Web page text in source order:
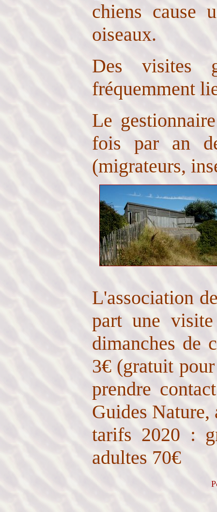
chiens cause
oiseaux.
Des visites
fréquemment
Le
fois par an
(migrateurs,
L'association
part une
dimanches de
3€ (gratuit
prendre
Guides Nature,
tarifs 2020 :
adultes 70€